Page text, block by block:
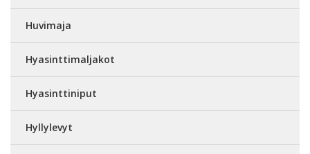
Huvimaja
Hyasinttimaljakot
Hyasinttiniput
Hyllylevyt